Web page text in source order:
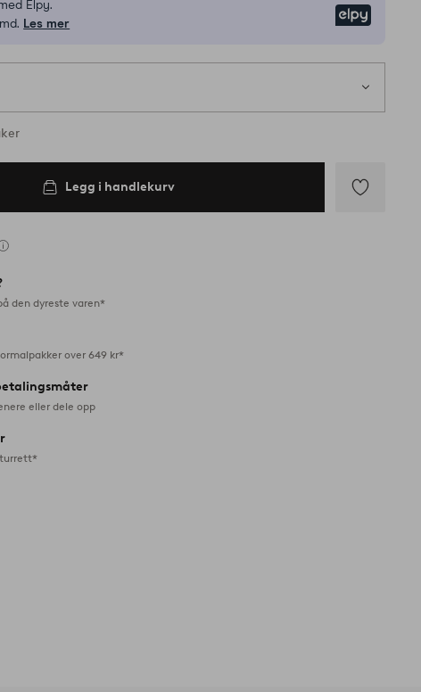
Elpy.
Les mer
Legg i handlekurv
den dyreste varen*
over 649 kr*
eller dele opp